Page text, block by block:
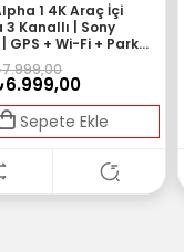
1 4K Araç İçi
3 Kanallı | Sony
GPS + Wi-Fi + Park
İç-Arka
Sepete Ekle